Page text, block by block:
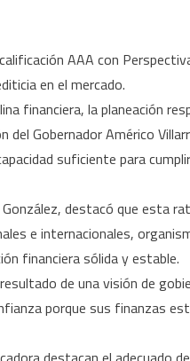
calificación
AAA con
en el mercado.
financiera, la planeación
del Gobernador Américo
suficiente para
destacó que esta
e internacionales,
financiera sólida y estable.
de una visión de
porque sus finanzas